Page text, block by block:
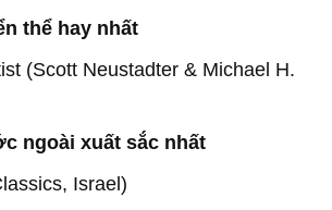
thể hay nhất
(Scott Neustadter & Michael H.
ngoài xuất sắc nhất
Israel)